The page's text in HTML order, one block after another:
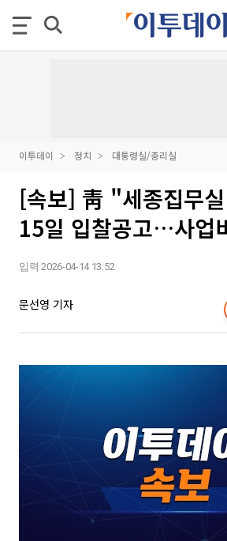
이투데이 정치 대통령실/총리실
[속보] 靑 "세종집무
15일 입찰공고…사업
입력 2026-04-14 13:52
문선영 기자